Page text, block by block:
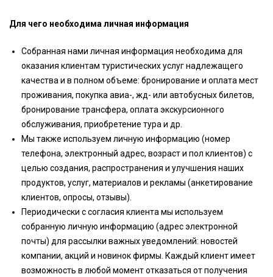
Для чего необходима личная информация
Собранная нами личная информация необходима для
оказания клиентам туристических услуг надлежащего
качества и в полном объеме: бронирование и оплата мест
проживания, покупка авиа-, жд- или автобусных билетов,
бронирование трансфера, оплата экскурсионного
обслуживания, приобретение тура и др.
Мы также используем личную информацию (номер
телефона, электронный адрес, возраст и пол клиентов) с
целью создания, распространения и улучшения наших
продуктов, услуг, материалов и рекламы (анкетирование
клиентов, опросы, отзывы).
Периодически с согласия клиента мы используем
собранную личную информацию (адрес электронной
почты) для рассылки важных уведомлений: новостей
компании, акций и новинок фирмы. Каждый клиент имеет
возможность в любой момент отказаться от получения